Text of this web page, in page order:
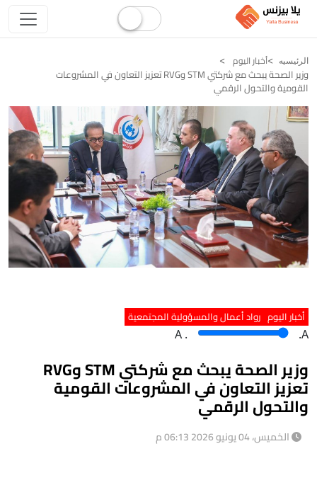
الرئيسيه أخبار اليوم
وزير الصحة يبحث مع شركتي STM وRVG تعزيز التعاون في المشروعات
القومية والتحول الرقمي
أخبار اليوم رواد أعمال والمسؤولية المجتمعية
A . .A
وزير الصحة يبحث مع شركتي STM وRVG
تعزيز التعاون في المشروعات القومية
والتحول الرقمي
الخميس، 04 يونيو 2026 06:13 م